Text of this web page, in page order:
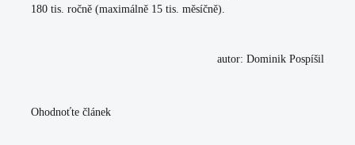
180 tis. ročně (maximálně 15 tis. měsíčně).
autor: Dominik Pospíšil
Ohodnoťte článek